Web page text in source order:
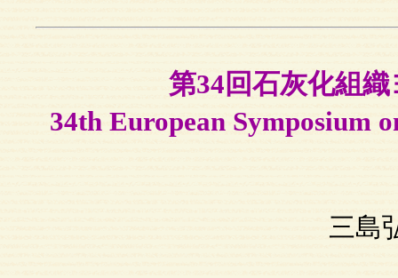
第34回石灰化組
34th European Symposium
三島